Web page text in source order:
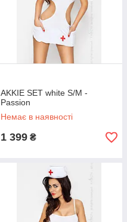
AKKIE SET white S/M -
Passion
Немає в наявності
1 399 ₴